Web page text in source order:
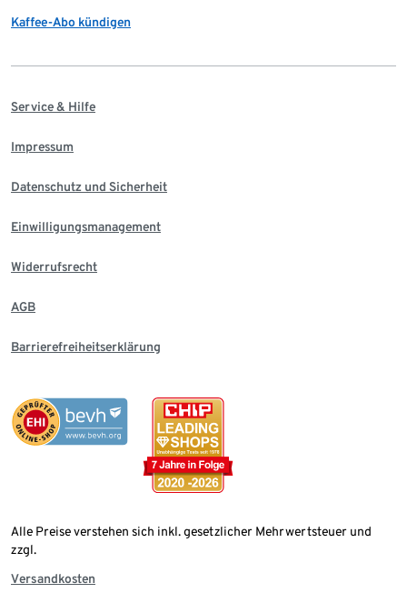
Kaffee-Abo kündigen
Service & Hilfe
Impressum
Datenschutz und Sicherheit
Einwilligungsmanagement
Widerrufsrecht
AGB
Barrierefreiheitserklärung
Alle Preise verstehen sich inkl. gesetzlicher Mehrwertsteuer und
zzgl.
Versandkosten